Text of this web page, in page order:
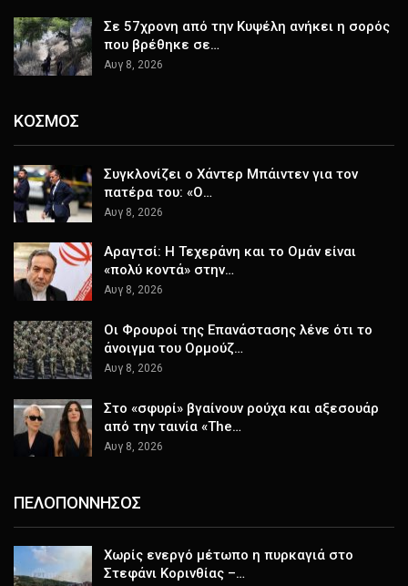
Σε 57χρονη από την Κυψέλη ανήκει η σορός
που βρέθηκε σε…
Αυγ 8, 2026
ΚΟΣΜΟΣ
Συγκλονίζει ο Χάντερ Μπάιντεν για τον
πατέρα του: «Ο…
Αυγ 8, 2026
Αραγτσί: Η Τεχεράνη και το Ομάν είναι
«πολύ κοντά» στην…
Αυγ 8, 2026
Οι Φρουροί της Επανάστασης λένε ότι το
άνοιγμα του Ορμούζ…
Αυγ 8, 2026
Στο «σφυρί» βγαίνουν ρούχα και αξεσουάρ
από την ταινία «The…
Αυγ 8, 2026
ΠΕΛΟΠΟΝΝΗΣΟΣ
Χωρίς ενεργό μέτωπο η πυρκαγιά στο
Στεφάνι Κορινθίας –…